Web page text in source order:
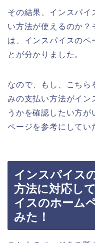
その結果、インスパイ
い方法が使えるのか？
は、インスパイスのペ
とが分かりました。
なので、もし、こちら
みの支払い方法がイン
うかを確認したい方が
ページを参考にしてい
インスパイス
方法に対応し
イスのホーム
みた！